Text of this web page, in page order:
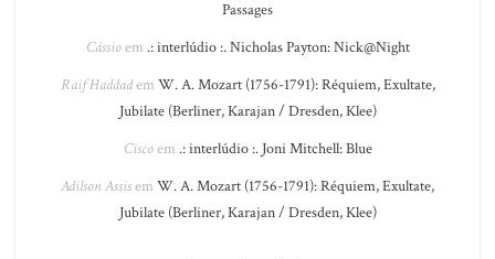
Passages
Cássioem .: interlúdio :. Nicholas Payton: Nick@Night
Raif Haddadem W. A. Mozart (1756-1791): Réquiem, Exultate,
Jubilate (Berliner, Karajan / Dresden, Klee)
Ciscoem .: interlúdio :. Joni Mitchell: Blue
Adilson Assisem W. A. Mozart (1756-1791): Réquiem, Exultate,
Jubilate (Berliner, Karajan / Dresden, Klee)